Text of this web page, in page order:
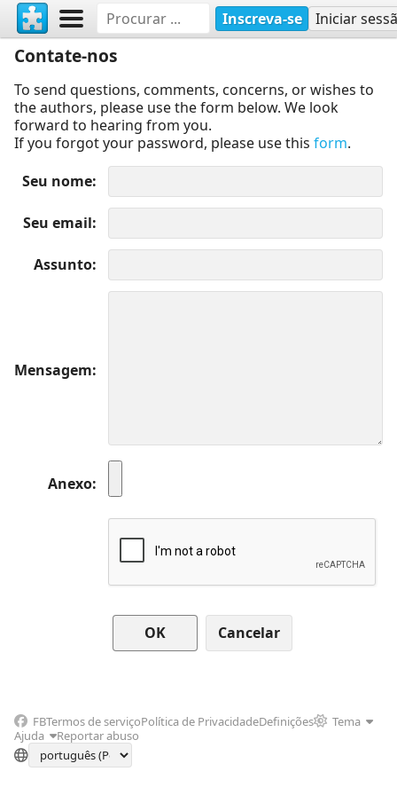
Inscreva-se Iniciar
Contate-nos
To send questions, comments, concerns, or wishes to
the authors, please use the form below. We look
forward to hearing from you.
If you forgot your password, please use this form.
Seu nome
Seu email
Assunto
Mensagem
Anexo
Cancelar
FBTermos de serviçoPolítica de PrivacidadeDefinições
Tema
Ajuda
Reportar abuso